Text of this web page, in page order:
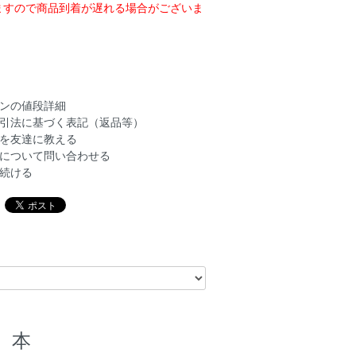
ので商品到着が遅れる場合がございま
の値段詳細
法に基づく表記（返品等）
友達に教える
ついて問い合わせる
ける
本